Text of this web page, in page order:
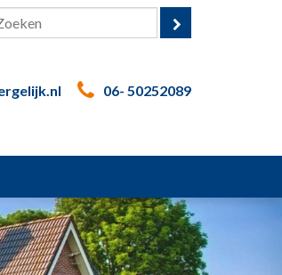
06- 50252089